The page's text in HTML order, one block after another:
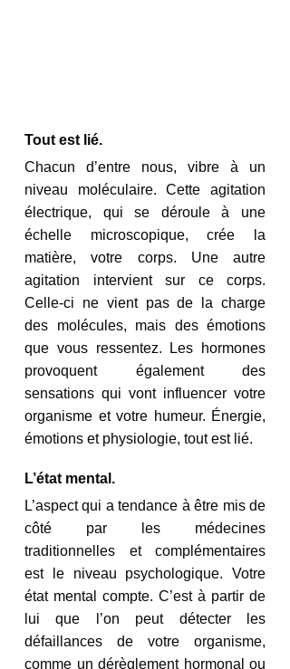
Tout est lié.
Chacun d’entre nous, vibre à un
niveau moléculaire. Cette agitation
électrique, qui se déroule à une
échelle microscopique, crée la
matière, votre corps. Une autre
agitation intervient sur ce corps.
Celle-ci ne vient pas de la charge
des molécules, mais des émotions
que vous ressentez. Les hormones
provoquent également des
sensations qui vont influencer votre
organisme et votre humeur. Énergie,
émotions et physiologie, tout est lié.
L’état mental.
L’aspect qui a tendance à être mis de
côté par les médecines
traditionnelles et complémentaires
est le niveau psychologique. Votre
état mental compte. C’est à partir de
lui que l’on peut détecter les
défaillances de votre organisme,
comme un dérèglement hormonal ou